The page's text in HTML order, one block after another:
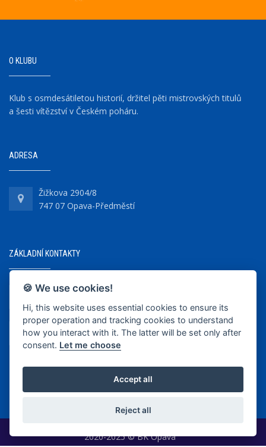
O KLUBU
Klub s osmdesátiletou historií, držitel pěti mistrovských titulů
a šesti vítězství v Českém poháru.
ADRESA
Žižkova 2904/8
747 07 Opava-Předměstí
ZÁKLADNÍ KONTAKTY
+420 737 218 679
info@bkopava.cz
www.bkopava.cz
2020-2025 © BK Opava
🍪 We use cookies!
Hi, this website uses essential cookies to ensure its
proper operation and tracking cookies to understand
how you interact with it. The latter will be set only after
consent. Let me choose
Accept all
Reject all